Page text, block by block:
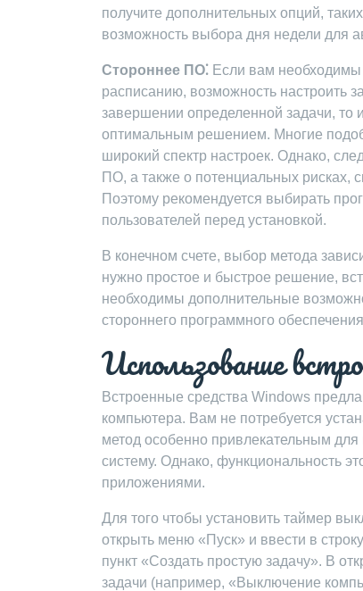
получите дополнительных опций,
возможность выбора дня недели для
Стороннее ПО⁚ Если вам
расписанию, возможность настроить
завершении определенной задачи, то
оптимальным решением. Многие
широкий спектр настроек. Однако,
ПО, а также о потенциальных рисках,
Поэтому рекомендуется выбирать
пользователей перед установкой.
В конечном счете, выбор метода
нужно простое и быстрое решение,
необходимы дополнительные
стороннего программного
Использование
Встроенные средства Windows
компьютера. Вам не потребуется
метод особенно привлекательным
систему. Однако, функциональность
приложениями.
Для того чтобы установить таймер
открыть меню «Пуск» и ввести в
пункт «Создать простую задачу». В
задачи (например, «Выключение